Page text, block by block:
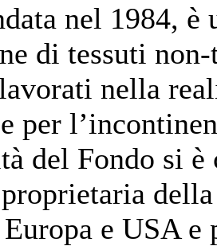
nel 1984,
di tessuti
nella
per
del Fondo si
e USA e